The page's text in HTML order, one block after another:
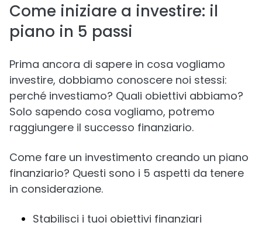
Come iniziare a investire: il
piano in 5 passi
Prima ancora di sapere in cosa vogliamo
investire, dobbiamo conoscere noi stessi:
perché investiamo? Quali obiettivi abbiamo?
Solo sapendo cosa vogliamo, potremo
raggiungere il successo finanziario.
Come fare un investimento creando un piano
finanziario? Questi sono i 5 aspetti da tenere
in considerazione.
Stabilisci i tuoi obiettivi finanziari